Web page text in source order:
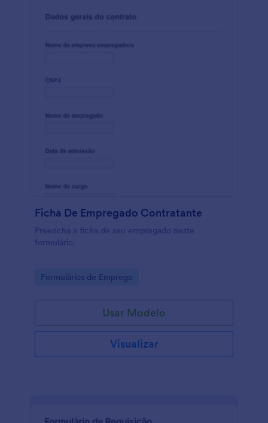
Ficha De Empregado Contratante
Preencha a ficha de seu empregado neste
formulário.
Go to Category:
Formulários de Emprego
Usar Modelo
Visualizar